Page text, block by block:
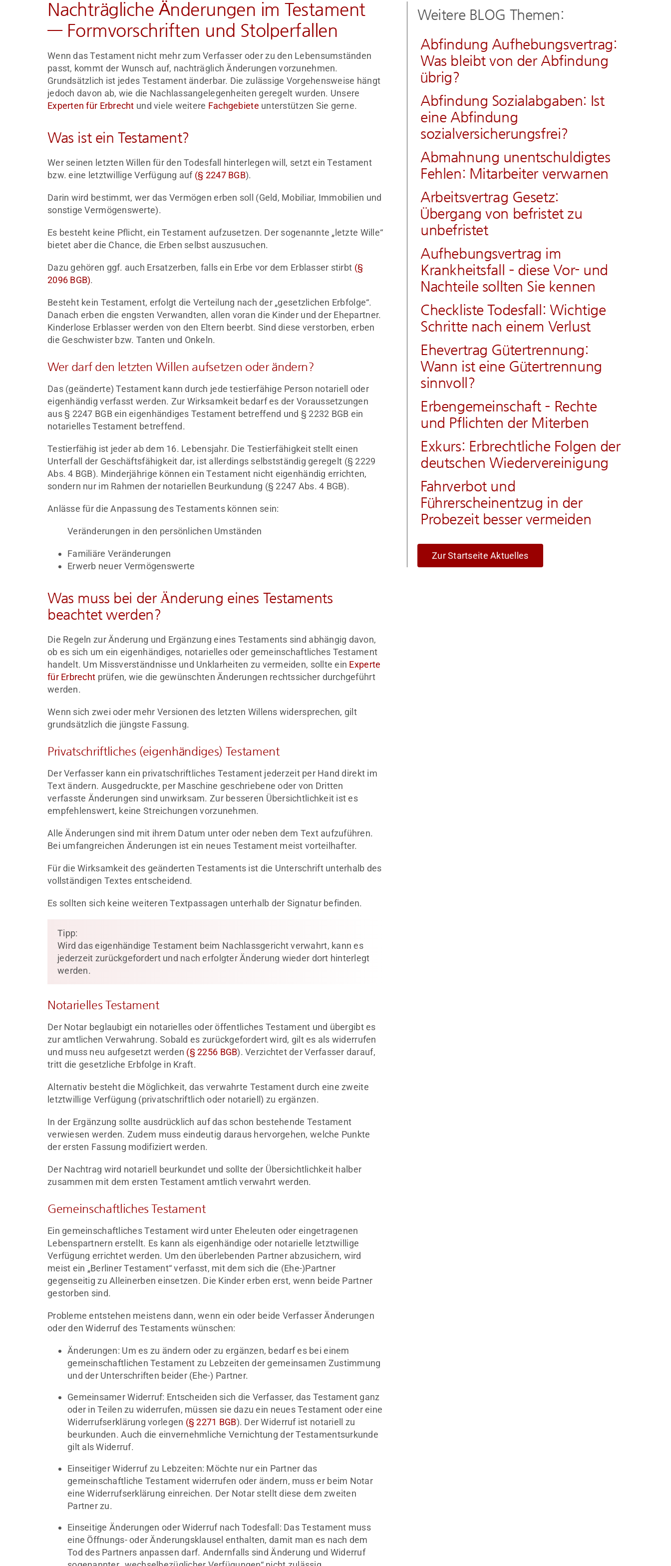
BLOG Aktuelles & Infos
Kontakt
Nachträgliche Änderungen im Testament
— Formvorschriften und Stolperfallen
Wenn das Testament nicht mehr zum Verfasser oder zu den Lebensumständen
passt, kommt der Wunsch auf, nachträglich Änderungen vorzunehmen.
Grundsätzlich ist jedes Testament änderbar. Die zulässige Vorgehensweise hängt
jedoch davon ab, wie die Nachlassangelegenheiten geregelt wurden. Unsere
Experten für Erbrecht und viele weitere Fachgebiete unterstützen Sie gerne.
Was ist ein Testament?
Wer seinen letzten Willen für den Todesfall hinterlegen will, setzt ein Testament
bzw. eine letztwillige Verfügung auf (§ 2247 BGB).
Darin wird bestimmt, wer das Vermögen erben soll (Geld, Mobiliar, Immobilien und
sonstige Vermögenswerte).
Es besteht keine Pflicht, ein Testament aufzusetzen. Der sogenannte „letzte Wille“
bietet aber die Chance, die Erben selbst auszusuchen.
Dazu gehören ggf. auch Ersatzerben, falls ein Erbe vor dem Erblasser stirbt (§
2096 BGB).
Besteht kein Testament, erfolgt die Verteilung nach der „gesetzlichen Erbfolge“.
Danach erben die engsten Verwandten, allen voran die Kinder und der Ehepartner.
Kinderlose Erblasser werden von den Eltern beerbt. Sind diese verstorben, erben
die Geschwister bzw. Tanten und Onkeln.
Wer darf den letzten Willen aufsetzen oder ändern?
Das (geänderte) Testament kann durch jede testierfähige Person notariell oder
eigenhändig verfasst werden. Zur Wirksamkeit bedarf es der Voraussetzungen
aus § 2247 BGB ein eigenhändiges Testament betreffend und § 2232 BGB ein
notarielles Testament betreffend.
Testierfähig ist jeder ab dem 16. Lebensjahr. Die Testierfähigkeit stellt einen
Unterfall der Geschäftsfähigkeit dar, ist allerdings selbstständig geregelt (§ 2229
Abs. 4 BGB). Minderjährige können ein Testament nicht eigenhändig errichten,
sondern nur im Rahmen der notariellen Beurkundung (§ 2247 Abs. 4 BGB).
Anlässe für die Anpassung des Testaments können sein:
Veränderungen in den persönlichen Umständen
Familiäre Veränderungen
Erwerb neuer Vermögenswerte
Was muss bei der Änderung eines Testaments
beachtet werden?
Die Regeln zur Änderung und Ergänzung eines Testaments sind abhängig davon,
ob es sich um ein eigenhändiges, notarielles oder gemeinschaftliches Testament
handelt. Um Missverständnisse und Unklarheiten zu vermeiden, sollte ein Experte
für Erbrecht prüfen, wie die gewünschten Änderungen rechtssicher durchgeführt
werden.
Wenn sich zwei oder mehr Versionen des letzten Willens widersprechen, gilt
grundsätzlich die jüngste Fassung.
Privatschriftliches (eigenhändiges) Testament
Der Verfasser kann ein privatschriftliches Testament jederzeit per Hand direkt im
Text ändern. Ausgedruckte, per Maschine geschriebene oder von Dritten
verfasste Änderungen sind unwirksam. Zur besseren Übersichtlichkeit ist es
empfehlenswert, keine Streichungen vorzunehmen.
Alle Änderungen sind mit ihrem Datum unter oder neben dem Text aufzuführen.
Bei umfangreichen Änderungen ist ein neues Testament meist vorteilhafter.
Für die Wirksamkeit des geänderten Testaments ist die Unterschrift unterhalb des
vollständigen Textes entscheidend.
Es sollten sich keine weiteren Textpassagen unterhalb der Signatur befinden.
Tipp:
Wird das eigenhändige Testament beim Nachlassgericht verwahrt, kann es
jederzeit zurückgefordert und nach erfolgter Änderung wieder dort hinterlegt
werden.
Notarielles Testament
Der Notar beglaubigt ein notarielles oder öffentliches Testament und übergibt es
zur amtlichen Verwahrung. Sobald es zurückgefordert wird, gilt es als widerrufen
und muss neu aufgesetzt werden (§ 2256 BGB). Verzichtet der Verfasser darauf,
tritt die gesetzliche Erbfolge in Kraft.
Alternativ besteht die Möglichkeit, das verwahrte Testament durch eine zweite
letztwillige Verfügung (privatschriftlich oder notariell) zu ergänzen.
In der Ergänzung sollte ausdrücklich auf das schon bestehende Testament
verwiesen werden. Zudem muss eindeutig daraus hervorgehen, welche Punkte
der ersten Fassung modifiziert werden.
Der Nachtrag wird notariell beurkundet und sollte der Übersichtlichkeit halber
zusammen mit dem ersten Testament amtlich verwahrt werden.
Gemeinschaftliches Testament
Ein gemeinschaftliches Testament wird unter Eheleuten oder eingetragenen
Lebenspartnern erstellt. Es kann als eigenhändige oder notarielle letztwillige
Verfügung errichtet werden. Um den überlebenden Partner abzusichern, wird
meist ein „Berliner Testament“ verfasst, mit dem sich die (Ehe-)Partner
gegenseitig zu Alleinerben einsetzen. Die Kinder erben erst, wenn beide Partner
gestorben sind.
Probleme entstehen meistens dann, wenn ein oder beide Verfasser Änderungen
oder den Widerruf des Testaments wünschen:
Änderungen: Um es zu ändern oder zu ergänzen, bedarf es bei einem
gemeinschaftlichen Testament zu Lebzeiten der gemeinsamen Zustimmung
und der Unterschriften beider (Ehe-) Partner.
Gemeinsamer Widerruf: Entscheiden sich die Verfasser, das Testament ganz
oder in Teilen zu widerrufen, müssen sie dazu ein neues Testament oder eine
Widerrufserklärung vorlegen (§ 2271 BGB). Der Widerruf ist notariell zu
beurkunden. Auch die einvernehmliche Vernichtung der Testamentsurkunde
gilt als Widerruf.
Einseitiger Widerruf zu Lebzeiten: Möchte nur ein Partner das
gemeinschaftliche Testament widerrufen oder ändern, muss er beim Notar
eine Widerrufserklärung einreichen. Der Notar stellt diese dem zweiten
Partner zu.
Einseitige Änderungen oder Widerruf nach Todesfall: Das Testament muss
eine Öffnungs- oder Änderungsklausel enthalten, damit man es nach dem
Tod des Partners anpassen darf. Andernfalls sind Änderung und Widerruf
Weitere BLOG Themen:
Abfindung Aufhebungsvertrag:
Was bleibt von der Abfindung
übrig?
Abfindung Sozialabgaben: Ist
eine Abfindung
sozialversicherungsfrei?
Abmahnung unentschuldigtes
Fehlen: Mitarbeiter verwarnen
Arbeitsvertrag Gesetz:
Übergang von befristet zu
unbefristet
Aufhebungsvertrag im
Krankheitsfall – diese Vor- und
Nachteile sollten Sie kennen
Checkliste Todesfall: Wichtige
Schritte nach einem Verlust
Ehevertrag Gütertrennung:
Wann ist eine Gütertrennung
sinnvoll?
Erbengemeinschaft – Rechte
und Pflichten der Miterben
Exkurs: Erbrechtliche Folgen der
deutschen Wiedervereinigung
Fahrverbot und
Führerscheinentzug in der
Probezeit besser vermeiden
Zur Startseite Aktuelles